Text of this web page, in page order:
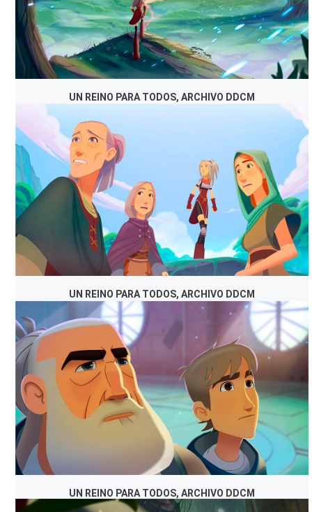
UN REINO PARA TODOS, ARCHIVO DDCM
UN REINO PARA TODOS, ARCHIVO DDCM
UN REINO PARA TODOS, ARCHIVO DDCM